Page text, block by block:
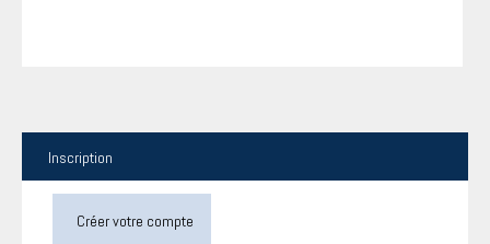
Inscription
Créer votre compte